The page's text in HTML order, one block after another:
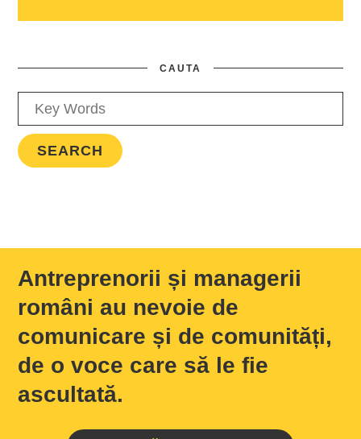
CAUTA
Antreprenorii și managerii
români au nevoie de
comunicare și de comunități,
de o voce care să le fie
ascultată.